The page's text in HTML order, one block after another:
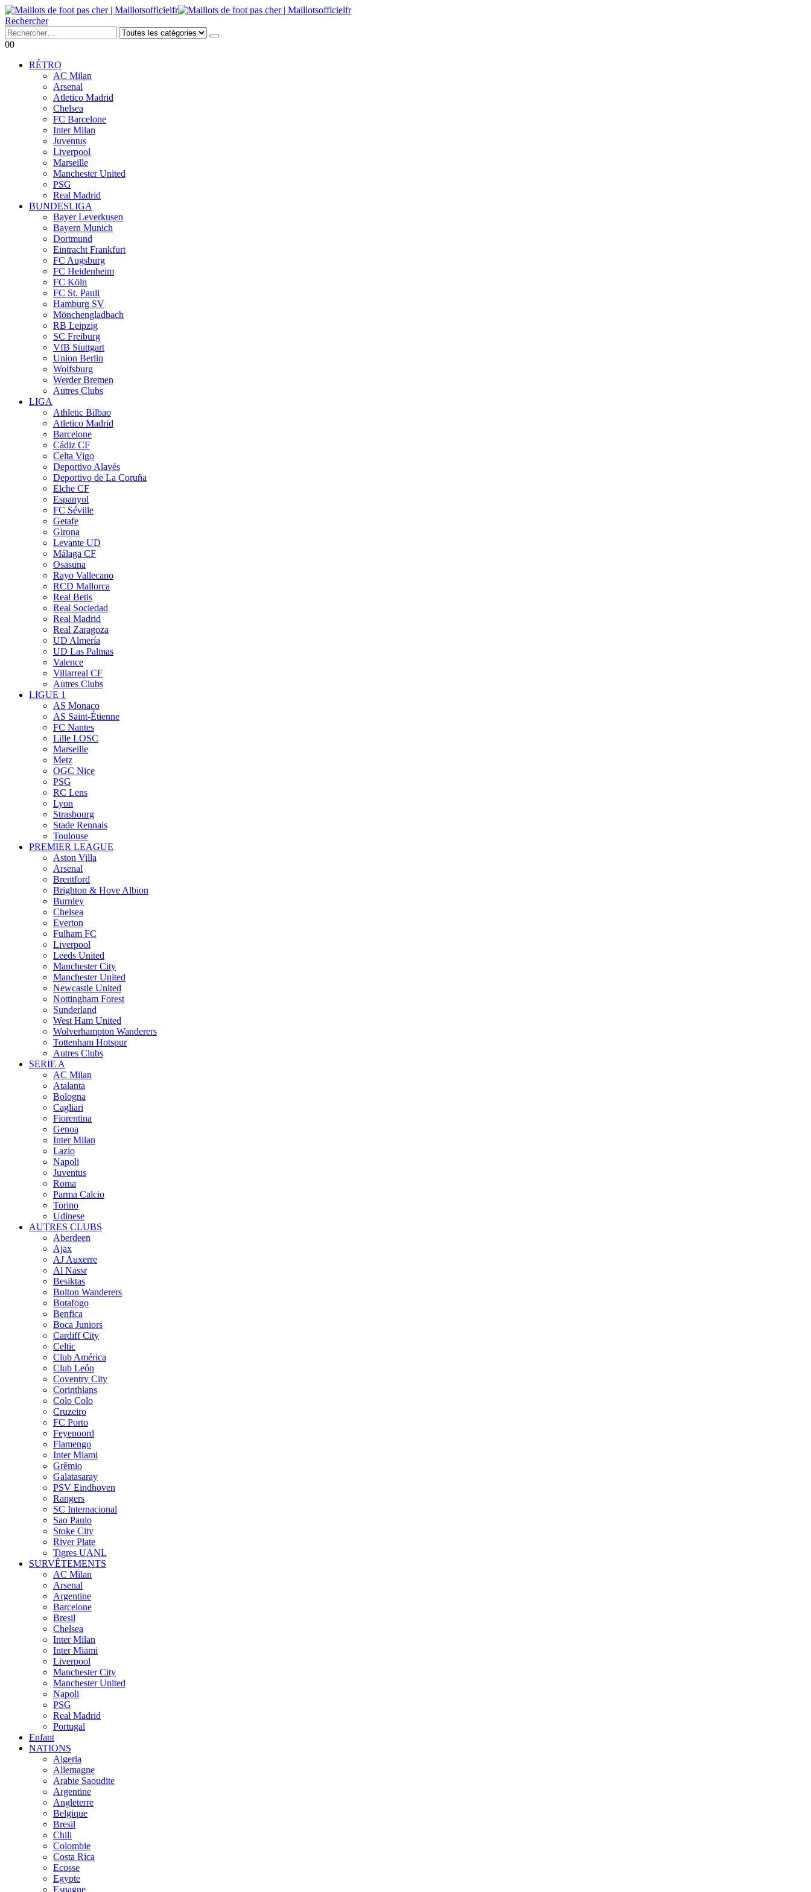
Rechercher
00
RÉTRO
AC Milan
Arsenal
Atletico Madrid
Chelsea
FC Barcelone
Inter Milan
Juventus
Liverpool
Marseille
Manchester United
PSG
Real Madrid
BUNDESLIGA
Bayer Leverkusen
Bayern Munich
Dortmund
Eintracht Frankfurt
FC Augsburg
FC Heidenheim
FC Köln
FC St. Pauli
Hamburg SV
Mönchengladbach
RB Leipzig
SC Freiburg
VfB Stuttgart
Union Berlin
Wolfsburg
Werder Bremen
Autres Clubs
LIGA
Athletic Bilbao
Atletico Madrid
Barcelone
Cádiz CF
Celta Vigo
Deportivo Alavés
Deportivo de La Coruña
Elche CF
Espanyol
FC Séville
Getafe
Girona
Levante UD
Málaga CF
Osasuna
Rayo Vallecano
RCD Mallorca
Real Betis
Real Sociedad
Real Madrid
Real Zaragoza
UD Almería
UD Las Palmas
Valence
Villarreal CF
Autres Clubs
LIGUE 1
AS Monaco
AS Saint-Étienne
FC Nantes
Lille LOSC
Marseille
Metz
OGC Nice
PSG
RC Lens
Lyon
Strasbourg
Stade Rennais
Toulouse
PREMIER LEAGUE
Aston Villa
Arsenal
Brentford
Brighton & Hove Albion
Burnley
Chelsea
Everton
Fulham FC
Liverpool
Leeds United
Manchester City
Manchester United
Newcastle United
Nottingham Forest
Sunderland
West Ham United
Wolverhampton Wanderers
Tottenham Hotspur
Autres Clubs
SERIE A
AC Milan
Atalanta
Bologna
Cagliari
Fiorentina
Genoa
Inter Milan
Lazio
Napoli
Juventus
Roma
Parma Calcio
Torino
Udinese
AUTRES CLUBS
Aberdeen
Ajax
AJ Auxerre
Al Nassr
Besiktas
Bolton Wanderers
Botafogo
Benfica
Boca Juniors
Cardiff City
Celtic
Club América
Club León
Coventry City
Corinthians
Colo Colo
Cruzeiro
FC Porto
Feyenoord
Flamengo
Inter Miami
Grêmio
Galatasaray
PSV Eindhoven
Rangers
SC Internacional
Sao Paulo
Stoke City
River Plate
Tigres UANL
SURVÊTEMENTS
AC Milan
Arsenal
Argentine
Barcelone
Bresil
Chelsea
Inter Milan
Inter Miami
Liverpool
Manchester City
Manchester United
Napoli
PSG
Real Madrid
Portugal
Enfant
NATIONS
Algeria
Allemagne
Arabie Saoudite
Argentine
Angleterre
Belgique
Bresil
Chili
Colombie
Costa Rica
Ecosse
Egypte
Espagne